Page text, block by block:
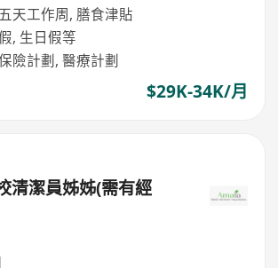
天工作周, 膳食津貼
, 生日假等
險計劃, 醫療計劃
$29K-34K/月
清潔員姊姊(需有經